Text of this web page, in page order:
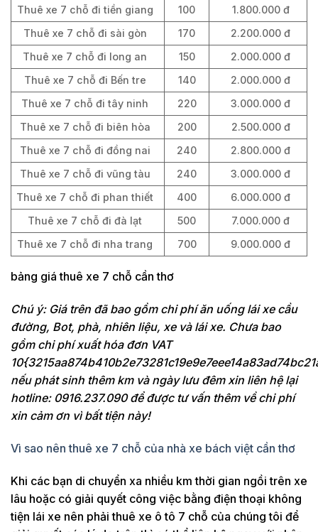
Thuê xe 7 chỗ đi tiền giang
100
1.800.000 đ
Thuê xe 7 chỗ đi sài gòn
170
2.200.000 đ
Thuê xe 7 chỗ đi long an
150
2.000.000 đ
Thuê xe 7 chỗ đi Bến tre
140
2.000.000 đ
Thuê xe 7 chỗ đi tây ninh
220
3.000.000 đ
Thuê xe 7 chỗ đi biên hòa
200
2.500.000 đ
Thuê xe 7 chỗ đi đồng nai
240
2.800.000 đ
Thuê xe 7 chỗ đi vũng tàu
240
3.000.000 đ
Thuê xe 7 chỗ đi phan thiết
400
6.000.000 đ
Thuê xe 7 chỗ đi đà lạt
500
7.000.000 đ
Thuê xe 7 chỗ đi nha trang
700 9.000.000 đ
bảng giá thuê xe 7 chỗ cần thơ
Chú ý: Giá trên đã bao gồm chi phí ăn uống lái xe cầu
đường, Bot, phà, nhiên liệu, xe và lái xe. Chưa bao
gồm chi phí xuất hóa đơn VAT
nếu phát sinh thêm km và ngày lưu đêm xin liên hệ lại
hotline: 0916.237.090 để được tư vấn thêm về chi phí
xin cảm ơn vì bất tiện này!
Vì sao nên thuê xe 7 chỗ của nhà xe bách việt cần thơ
Khi các bạn di chuyển xa nhiều km thời gian ngồi trên xe
lâu hoặc có giải quyết công việc bằng điện thoại không
tiện lái xe nên phải thuê xe ô tô 7 chỗ của chúng tôi để